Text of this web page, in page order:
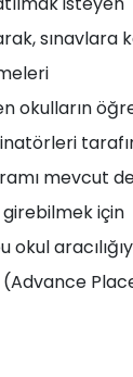
sınavlara
okulların
mevcut
girebilmek için
(Advance